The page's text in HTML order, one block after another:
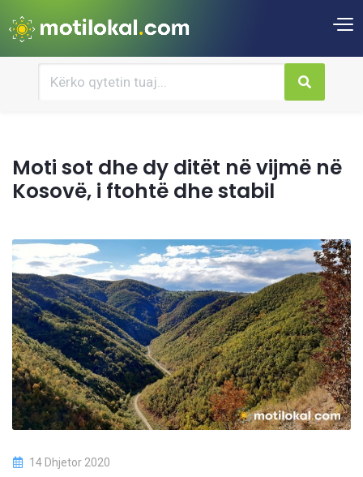
Moti sot dhe dy ditët në vijmë në
Kosovë, i ftohtë dhe stabil
14 Dhjetor 2020